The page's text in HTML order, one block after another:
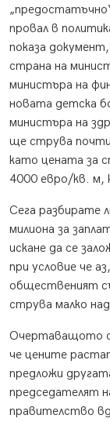
провал в
показа
страна на
министъра на
новата детска
министъра на
ще струва
като цената за
4000 евро/кв. м,
Сега разбирате
милиона за
искане да се
при условие че
общественият
струва малко
Очертаващото
че цените
предложи
председателят
правителство